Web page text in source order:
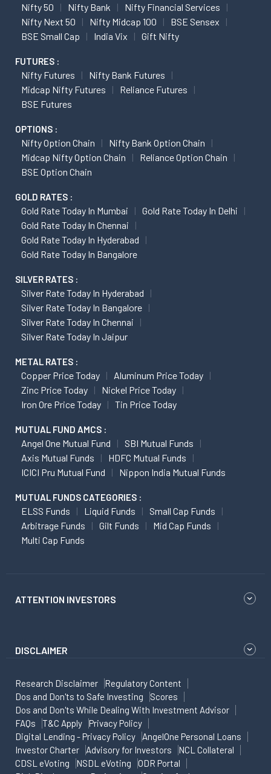
Nifty 50 Nifty Bank
Nifty Financial Services
Nifty Next 50
Nifty Midcap 100
BSE Sensex
BSE Small Cap
India Vix Gift Nifty
FUTURES :
Nifty Futures
Nifty Bank Futures
Midcap Nifty Futures
Reliance Futures
BSE Futures
OPTIONS :
Nifty Option Chain
Nifty Bank Option Chain
Midcap Nifty Option Chain
Reliance Option Chain
BSE Option Chain
GOLD RATES :
Gold Rate Today In Mumbai
Gold Rate Today In Delhi
Gold Rate Today In Chennai
Gold Rate Today In Hyderabad
Gold Rate Today In Bangalore
SILVER RATES :
Silver Rate Today In Hyderabad
Silver Rate Today In Bangalore
Silver Rate Today In Chennai
Silver Rate Today In Jaipur
METAL RATES :
Copper Price Today
Aluminum Price Today
Zinc Price Today
Nickel Price Today
Iron Ore Price Today
Tin Price Today
MUTUAL FUND AMCS :
Angel One Mutual Fund
SBI Mutual Funds
Axis Mutual Funds
HDFC Mutual Funds
ICICI Pru Mutual Fund
Nippon India Mutual Funds
MUTUAL FUNDS CATEGORIES :
ELSS Funds Liquid Funds
Small Cap Funds
Arbitrage Funds
Gilt Funds
Mid Cap Funds
Multi Cap Funds
ATTENTION INVESTORS
DISCLAIMER
Research Disclaimer
Regulatory Content
Dos and Don'ts to Safe Investing
Scores
Dos and Don'ts While Dealing With Investment Advisor
FAQs
T&C Apply
Privacy Policy
Digital Lending - Privacy Policy
AngelOne Personal Loans
Investor Charter
Advisory for Investors
NCL Collateral
CDSL eVoting
NSDL eVoting
ODR Portal